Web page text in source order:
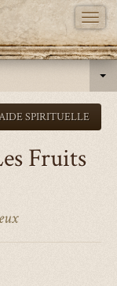
SPIRITUELLE
Fruits